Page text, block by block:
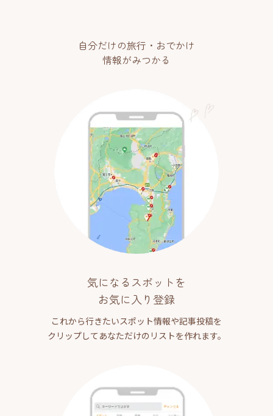
自分だけの旅行・おでかけ
情報がみつかる
気になるスポットを
お気に入り登録
これから行きたいスポット情報や記事投稿を
クリップしてあなただけのリストを作れます。